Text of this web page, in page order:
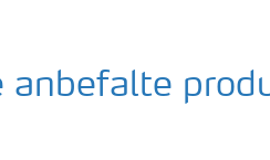
anbefalte